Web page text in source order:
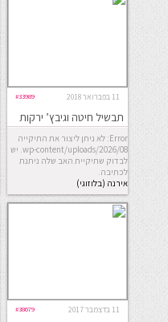
11 בפברואר 2018 #33989
תבשיל חיטה וגיבץ’ ירקות
אפוייםError: לא ניתן ליצור את התיקייה
wp-content/uploads/2026/08. יש
לבדוק שתיקיית האב שלה ניתנת
לכתיבה.
אירנה (בלוזוגי)
11 בדצמבר 2017 #38679